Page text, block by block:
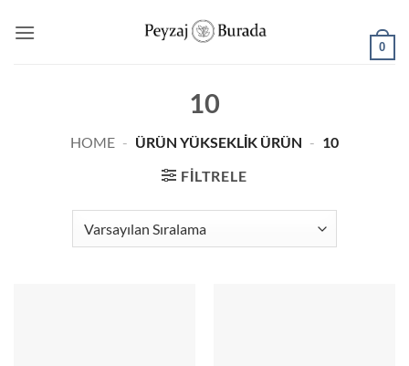
0
10
HOME - ÜRÜN YÜKSEKLIK ÜRÜN - 10
FILTRELE